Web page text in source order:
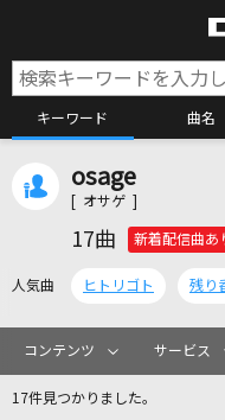
キーワード 曲名
カラ
osage
[ オサゲ ]
17曲 新着配信曲あ
人気曲 ヒトリゴト 残り
コンテンツ サービス
17件見つかりました。